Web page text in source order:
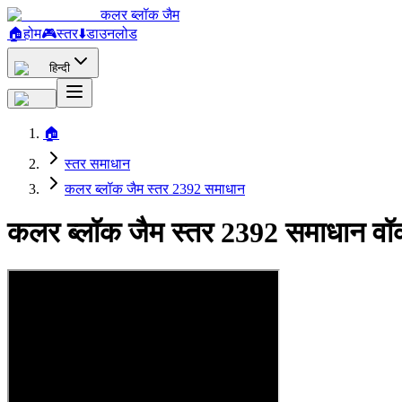
कलर ब्लॉक जैम
🏠होम🎮स्तर⬇️डाउनलोड
हिन्दी
🏠
स्तर समाधान
कलर ब्लॉक जैम स्तर 2392 समाधान
कलर ब्लॉक जैम स्तर 2392 समाधान